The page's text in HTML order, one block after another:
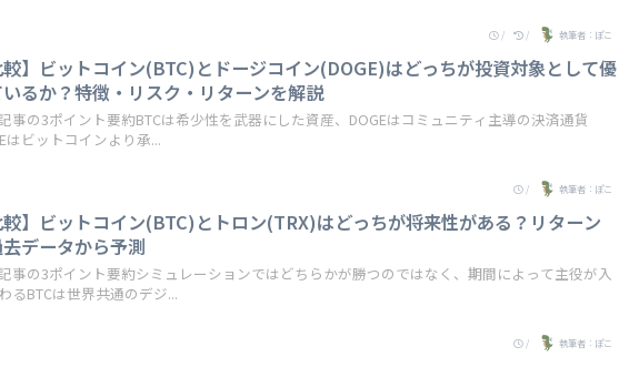
/ / 執筆者：ぽこ
較】ビットコイン(BTC)とドージコイン(DOGE)はどっちが投資対象として優
るか？特徴・リスク・リターンを解説
事の3ポイント要約BTCは希少性を武器にした資産、DOGEはコミュニティ主導の決済通貨
はビットコインより承...
/ 執筆者：ぽこ
較】ビットコイン(BTC)とトロン(TRX)はどっちが将来性がある？リターン
データから予測
事の3ポイント要約シミュレーションではどちらかが勝つのではなく、期間によって主役が入
るBTCは世界共通のデジ...
/ 執筆者：ぽこ